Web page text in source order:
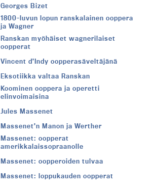
Georges Bizet
1800-luvun lopun ranskalainen ooppera
ja Wagner
Ranskan myöhäiset wagnerilaiset
oopperat
Vincent d’Indy oopperasäveltäjänä
Eksotiikka valtaa Ranskan
Koominen ooppera ja operetti
elinvoimaisina
Jules Massenet
Massenet’n Manon ja Werther
Massenet: oopperat
amerikkalaissopraanolle
Massenet: oopperoiden tulvaa
Massenet: loppukauden oopperat